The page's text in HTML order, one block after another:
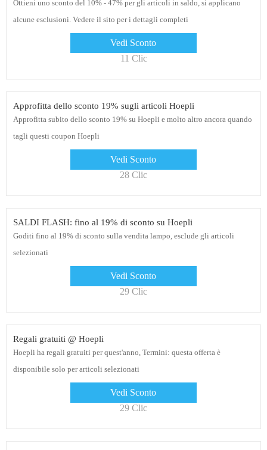
Ottieni uno sconto del 10% - 47% per gli articoli in saldo, si applicano
alcune esclusioni. Vedere il sito per i dettagli completi
Vedi Sconto
11 Clic
Approfitta dello sconto 19% sugli articoli Hoepli
Approfitta subito dello sconto 19% su Hoepli e molto altro ancora quando
tagli questi coupon Hoepli
Vedi Sconto
28 Clic
SALDI FLASH: fino al 19% di sconto su Hoepli
Goditi fino al 19% di sconto sulla vendita lampo, esclude gli articoli
selezionati
Vedi Sconto
29 Clic
Regali gratuiti @ Hoepli
Hoepli ha regali gratuiti per quest'anno, Termini: questa offerta è
disponibile solo per articoli selezionati
Vedi Sconto
29 Clic